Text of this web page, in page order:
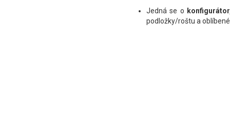
Jedná se o
podložky/roštu a